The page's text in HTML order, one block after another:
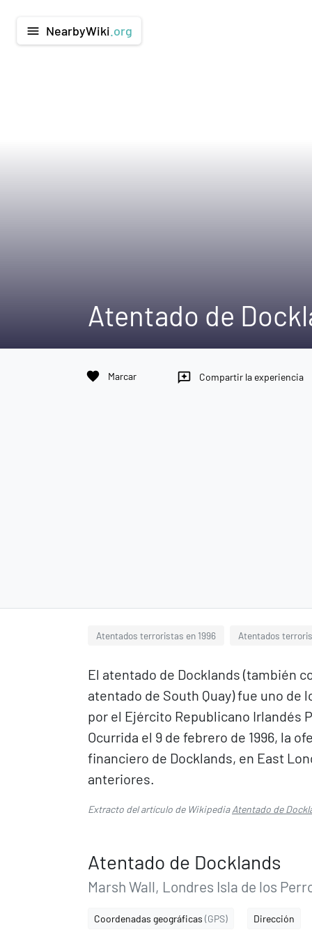
menu NearbyWiki .org
Atentado de
favorite Marcar reviews Compartir la experiencia
Atentados terroristas en 1996 Atentados
El atentado de Docklands (también
atentado de South Quay) fue uno
por el Ejército Republicano Irlandés
Ocurrida el 9 de febrero de 1996, la
financiero de Docklands, en East
anteriores.
Extracto del artículo de WikipediaAtentado de
Atentado de Docklands
Marsh Wall, Londres Isla de los
Coordenadas geográficas (GPS) Dirección